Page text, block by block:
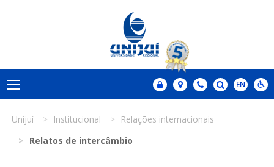
Unijuí Institucional
Relações internacionais
Relatos de intercâmbio